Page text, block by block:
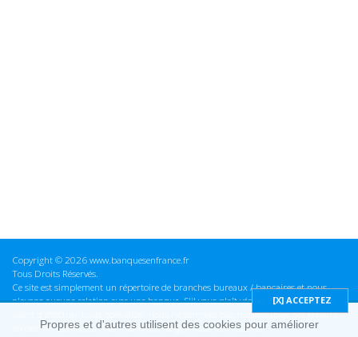
Copyright © 2026 www.banquesenfrance.fr
Tous Droits Réservés.
Ce site est simplement un répertoire de branches bureaux / bancaires et nous
n'avons aucune relation avec une banque. S'il vous plaît vérifier ces informations
avant d'effectuer toute opération, nous ne sommes pas responsables des erreurs
ou des omissions dans les informations que nous fournissons.
Propres et d'autres utilisent des cookies pour améliorer